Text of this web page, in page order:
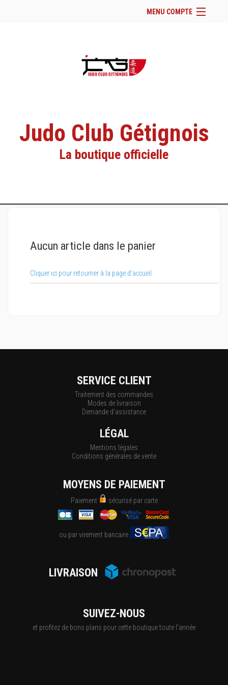
MENU COMPTE
Facebook
Se connecter
Judo Club Gétignois
La boutique officielle
Aucun article dans le panier
Cliquer ici pour retourner à la page d'accueil
SERVICE CLIENT
Traitement des commandes
Modes de livraison
Demande d'assistance
LÉGAL
Mentions légales
Conditions générales de vente
MOYENS DE PAIEMENT
Paiement sécurisé par carte
ou par virement bancaire
LIVRAISON
SUIVEZ-NOUS
et profitez de bons plans pour cette boutique toute l'année